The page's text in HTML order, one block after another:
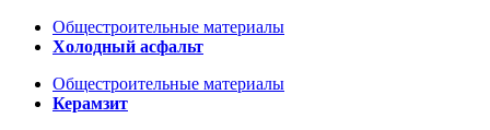
Общестроительные материалы
Холодный асфальт
Общестроительные материалы
Керамзит